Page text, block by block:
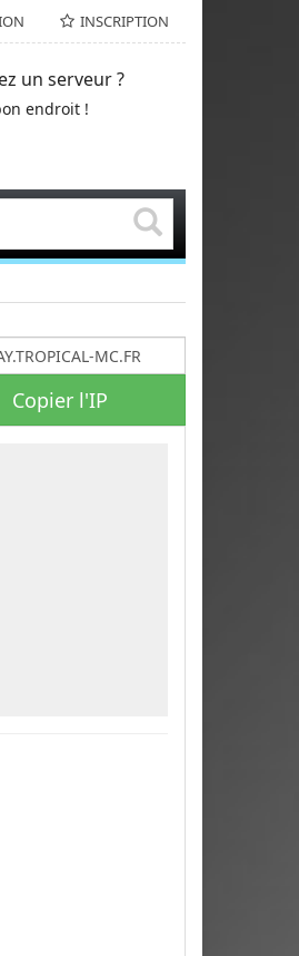
INSCRIPTION
un serveur ?
endroit !
Copier l'IP